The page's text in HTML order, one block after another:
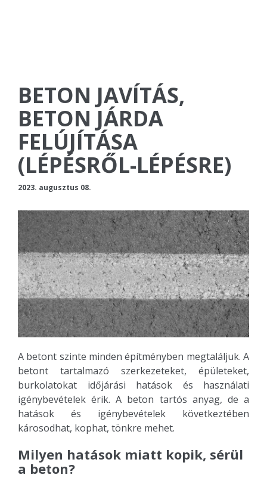
BETON JAVÍTÁS,
BETON JÁRDA
FELÚJÍTÁSA
(LÉPÉSRŐL-LÉPÉSRE)
2023. augusztus 08.
A betont szinte minden építményben megtaláljuk. A
betont tartalmazó szerkezeteket, épületeket,
burkolatokat időjárási hatások és használati
igénybevételek érik. A beton tartós anyag, de a
hatások és igénybevételek következtében
károsodhat, kophat, tönkre mehet.
Milyen hatások miatt kopik, sérül
a beton?